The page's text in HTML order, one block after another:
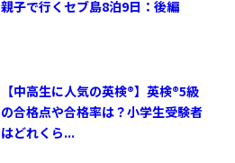
親子で行くセブ島8泊9日：後編
【中高生に人気の英検®︎】英検®︎5級
の合格点や合格率は？小学生受験者
はどれくら...